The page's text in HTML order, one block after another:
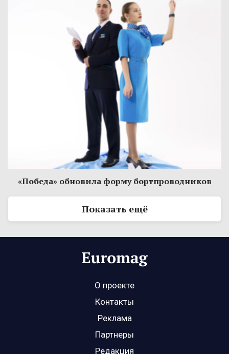
«Победа» обновила форму бортпроводников
Показать ещё
О проекте
Контакты
Реклама
Партнеры
Редакция